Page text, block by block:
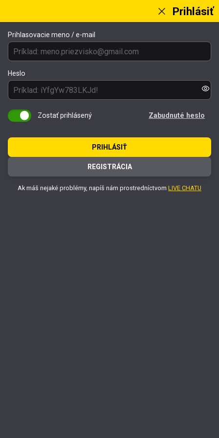
Prihlásiť
Prihlasovacie meno / e-mail
Heslo
Zostať prihlásený Zabudnuté heslo
PRIHLÁSIŤ
REGISTRÁCIA
Ak máš nejaké problémy, napíš nám prostredníctvom LIVE CHATU